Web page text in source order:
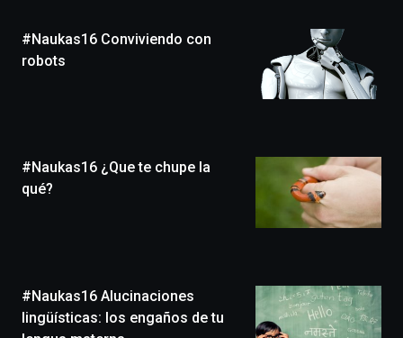
novena
edición
un
festival
monólogos,
exposiciones,
conferencias,
#Naukas16 Conviviendo con
robots
#Naukas16 ¿Que te chupe la
qué?
#Naukas16 Alucinaciones
lingüísticas: los engaños de tu